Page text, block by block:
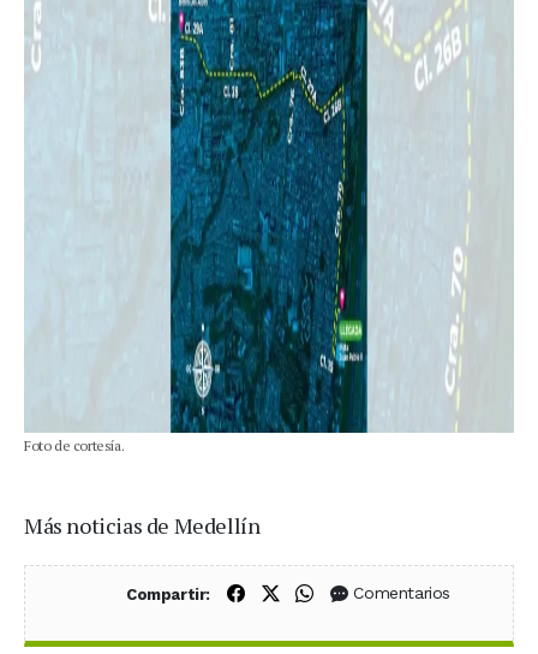
Foto de cortesía.
Más noticias de Medellín
Compartir: Compartir en Facebook
Compartir en X (Twitter)
Compartir en WhatsApp
Comentarios